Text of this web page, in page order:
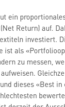
ein
Return) auf.
investiert.
ist als
zu messen,
dieses «Best